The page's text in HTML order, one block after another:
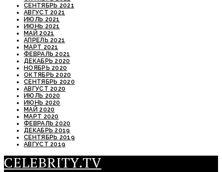
СЕНТЯБРЬ 2021
АВГУСТ 2021
ИЮЛЬ 2021
ИЮНЬ 2021
МАЙ 2021
АПРЕЛЬ 2021
МАРТ 2021
ФЕВРАЛЬ 2021
ДЕКАБРЬ 2020
НОЯБРЬ 2020
ОКТЯБРЬ 2020
СЕНТЯБРЬ 2020
АВГУСТ 2020
ИЮЛЬ 2020
ИЮНЬ 2020
МАЙ 2020
МАРТ 2020
ФЕВРАЛЬ 2020
ДЕКАБРЬ 2019
СЕНТЯБРЬ 2019
АВГУСТ 2019
CELEBRITY.TV